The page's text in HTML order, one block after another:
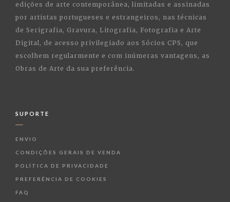
edições de arte contemporânea, limitadas e assinadas
por artistas portugueses e estrangeiros, nas técnicas
de Serigrafia, Gravura, Litografia, Fotografia e Arte
Digital, de acesso privilegiado aos Sócios CPS, que
escolhem regularmente e com inúmeras vantagens, as
Obras de Arte da sua preferência.
SUPORTE
ENVIO
CONDIÇÕES GERAIS DE VENDA
POLÍTICA DE PRIVACIDADE
PREFERÊNCIA DE COOKIES
FAQ